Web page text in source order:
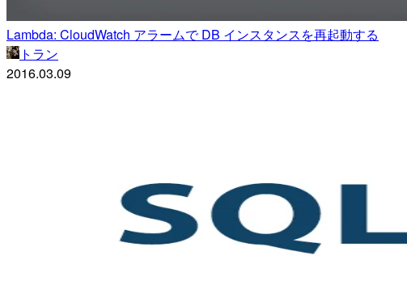
Lambda: CloudWatch アラームで DB インスタンスを再起動する
トラン
2016.03.09